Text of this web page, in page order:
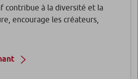
contribue à la diversité et la
encourage les créateurs,